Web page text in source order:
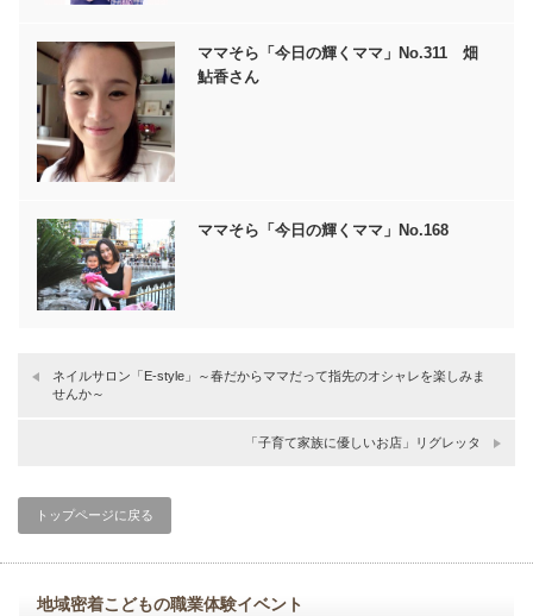
ママそら「今日の輝くママ」No.311 畑
鮎香さん
ママそら「今日の輝くママ」No.168
ネイルサロン「E-style」～春だからママだって指先のオシャレを楽しみま
せんか～
「子育て家族に優しいお店」リグレッタ
トップページに戻る
地域密着こどもの職業体験イベント